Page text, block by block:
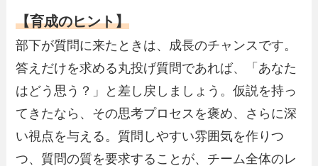
【育成のヒント】
部下が質問に来たときは、成長のチャンスです。
答えだけを求める丸投げ質問であれば、「あなた
はどう思う？」と差し戻しましょう。仮説を持っ
てきたなら、その思考プロセスを褒め、さらに深
い視点を与える。質問しやすい雰囲気を作りつ
つ、質問の質を要求することが、チーム全体のレ